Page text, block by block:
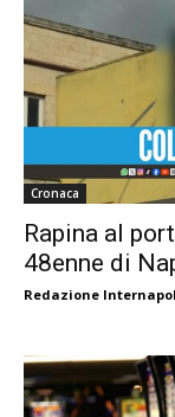
Cronaca
Rapina al
48enne di
Redazione